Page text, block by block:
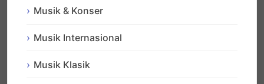
Musik & Konser
Musik Internasional
Musik Klasik